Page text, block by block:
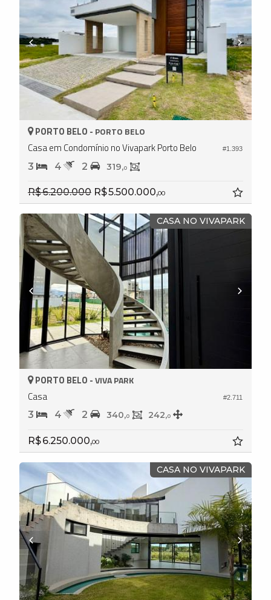
#1.393
PORTO BELO - PORTO BELO
Casa em Condomínio no Vivapark Porto Belo
3 4 2 319,0
R$ 6.200.000 R$ 5.500.000,00
CASA NO VIVAPARK
#2.711
PORTO BELO -VIVA PARK
Casa
3 4 2 340,0 242,0
R$ 6.250.000,00
CASA NO VIVAPARK